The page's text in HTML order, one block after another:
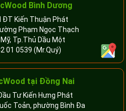
Bình Dương
ĐT Kiến Thuận Phát
Phạm Ngọc Thạch
Tp.Thủ Dầu Một
01 0539 (Mr.Quý)
tại Đồng Nai
Tư Kiến Hưng Phát
Toản, phường Bình Đa